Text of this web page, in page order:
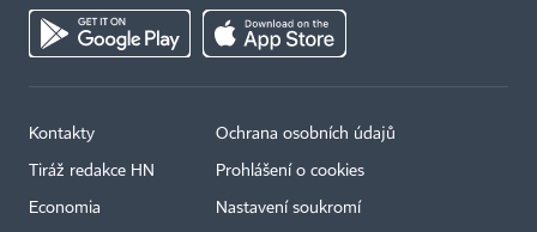
Kontakty
Tiráž redakce HN
Economia
Ochrana osobních údajů
Prohlášení o cookies
Nastavení soukromí